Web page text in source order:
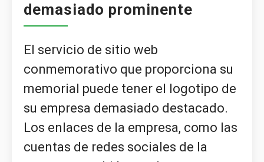
demasiado prominente
El servicio de sitio web
conmemorativo que proporciona su
memorial puede tener el logotipo de
su empresa demasiado destacado.
Los enlaces de la empresa, como las
cuentas de redes sociales de la